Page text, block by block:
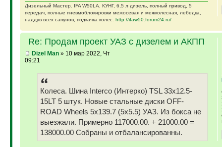
Дизельный Мастер. IFA W50LA, КУНГ, 6,5 л дизель, полный привод, 5
передач, полные пневмоблокировки межосевая и межколесная, лебедка,
наддув всех сапунов, подкачка колес. http://ifaw50.forum24.ru/
Re: Продам проект УАЗ с дизелем и АКПП
Dizel Man» 10 мар 2022, Чт
09:21
Колеса. Шина Interco (Интерко) TSL 33x12.5-
15LT 5 штук. Новые стальные диски OFF-
ROAD Wheels 5x139.7 (5x5.5) УАЗ. Из бокса не
выезжали. Примерно 117000.00. + 21000.00 =
138000.00 Собраны и отбалансированны.